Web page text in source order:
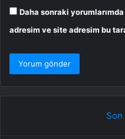
Daha sonraki
adresim ve site adresim bu
Son